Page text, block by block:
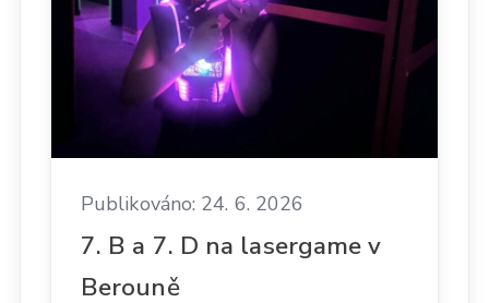
Publikováno: 24. 6. 2026
7. B a 7. D na lasergame v
Berouně